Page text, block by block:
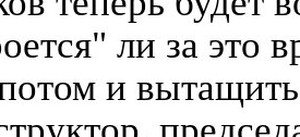
ли за это
и